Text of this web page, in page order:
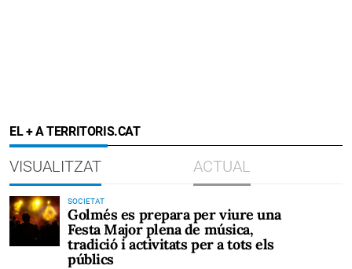
EL + A TERRITORIS.CAT
VISUALITZAT ACTUAL
SOCIETAT
Golmés es prepara per viure una
Festa Major plena de música,
tradició i activitats per a tots els
públics